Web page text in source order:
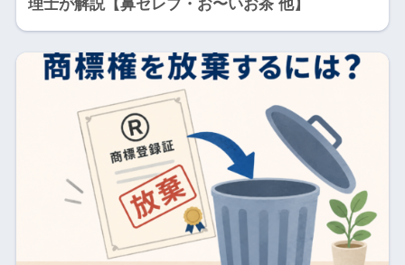
理士が解説【鼻セレブ・お〜いお茶 他】